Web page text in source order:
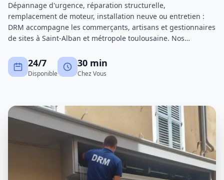
Dépannage d'urgence, réparation structurelle,
remplacement de moteur, installation neuve ou entretien :
DRM accompagne les commerçants, artisans et gestionnaires
de sites à Saint-Alban et métropole toulousaine. Nos
important pour réduire au maximum les immobilisations.
24/7
Disponible
30 min
Chez Vous